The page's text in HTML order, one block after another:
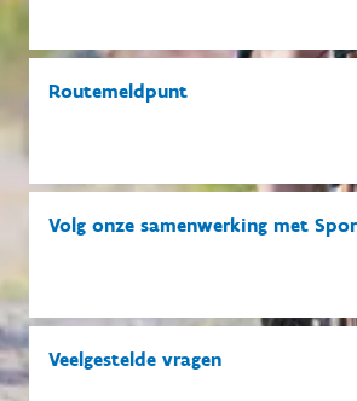
Routemeldpunt
Volg onze samenwerking met
Veelgestelde vragen